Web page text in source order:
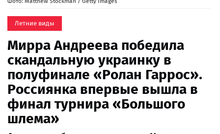
Летние виды
Мирра Андреева победила
скандальную украинку в
полуфинале «Ролан Гаррос».
Россиянка впервые вышла в
финал турнира «Большого
шлема»